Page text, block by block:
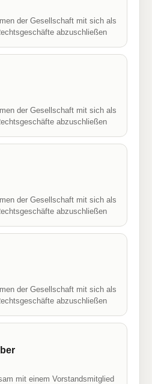
der Gesellschaft mit sich als
abzuschließen
der Gesellschaft mit sich als
abzuschließen
der Gesellschaft mit sich als
abzuschließen
der Gesellschaft mit sich als
abzuschließen
mit einem Vorstandsmitglied